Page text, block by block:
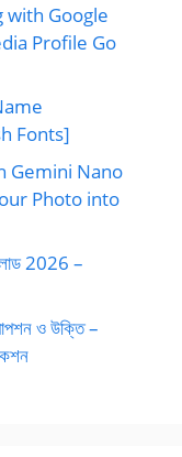
with Google
Profile Go
Fonts]
Gemini Nano
Photo into
2026 –
ও উক্তি –